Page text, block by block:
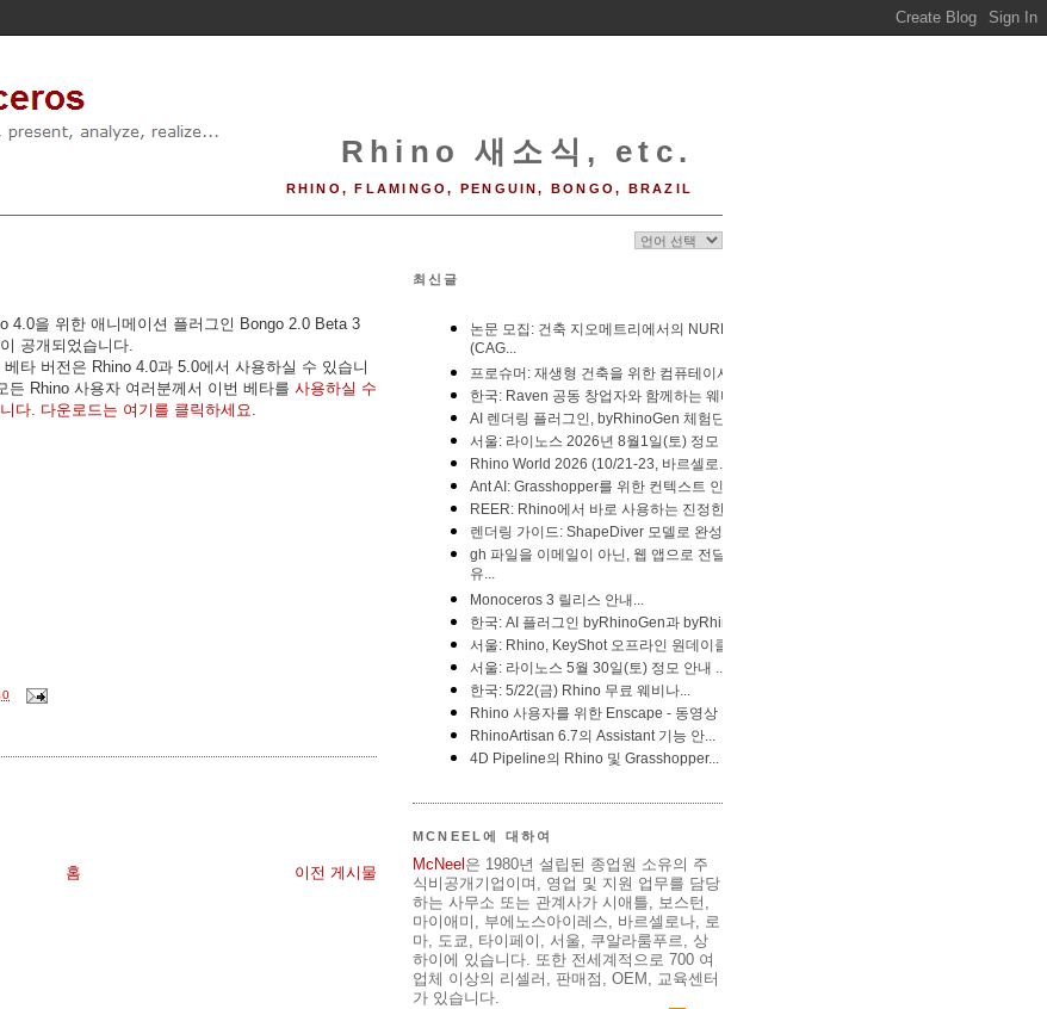
Rhino 새소식, etc.
RHINO, FLAMINGO, PENGUIN, BONGO, BRAZIL
4.0을 위한 애니메이션 플러그인 Bongo 2.0 Beta 3
공개되었습니다.
베타 버전은 Rhino 4.0과 5.0에서 사용하실 수 있습니
든 Rhino 사용자 여러분께서 이번 베타를 사용하실 수
다. 다운로드는 여기를 클릭하세요.
이전 게시물
홈
최신글
MCNEEL에 대하여
McNeel 은 1980년 설립된 종업원 소유의 주
식비공개기업이며, 영업 및 지원 업무를 담당
하는 사무소 또는 관계사가 시애틀, 보스턴,
마이애미, 부에노스아이레스, 바르셀로나, 로
마, 도쿄, 타이페이, 서울, 쿠알라룸푸르, 상
하이에 있습니다. 또한 전세계적으로 700 여
업체 이상의 리셀러, 판매점, OEM, 교육센터
가 있습니다.